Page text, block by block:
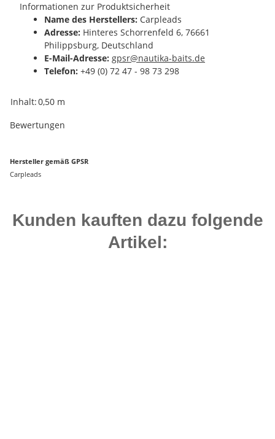
Informationen zur Produktsicherheit
Name des Herstellers: Carpleads
Adresse: Hinteres Schorrenfeld 6, 76661
Philippsburg, Deutschland
E-Mail-Adresse: gpsr@nautika-baits.de
Telefon: +49 (0) 72 47 - 98 73 298
Produkteigenschaft
Wert
Inhalt:0,50 m
Bewertungen
Hersteller gemäß GPSR
Carpleads
Kunden kauften dazu folgende
Artikel: